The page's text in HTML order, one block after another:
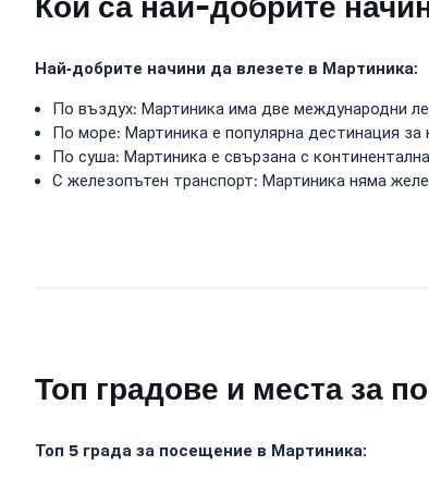
Най-добрите начини да влезете в Мартиника:
По въздух: Мартиника има две международни
По море: Мартиника е популярна дестинация
По суша: Мартиника е свързана с
С железопътен транспорт: Мартиника няма
Топ градове и места за
Топ 5 града за посещение в Мартиника: